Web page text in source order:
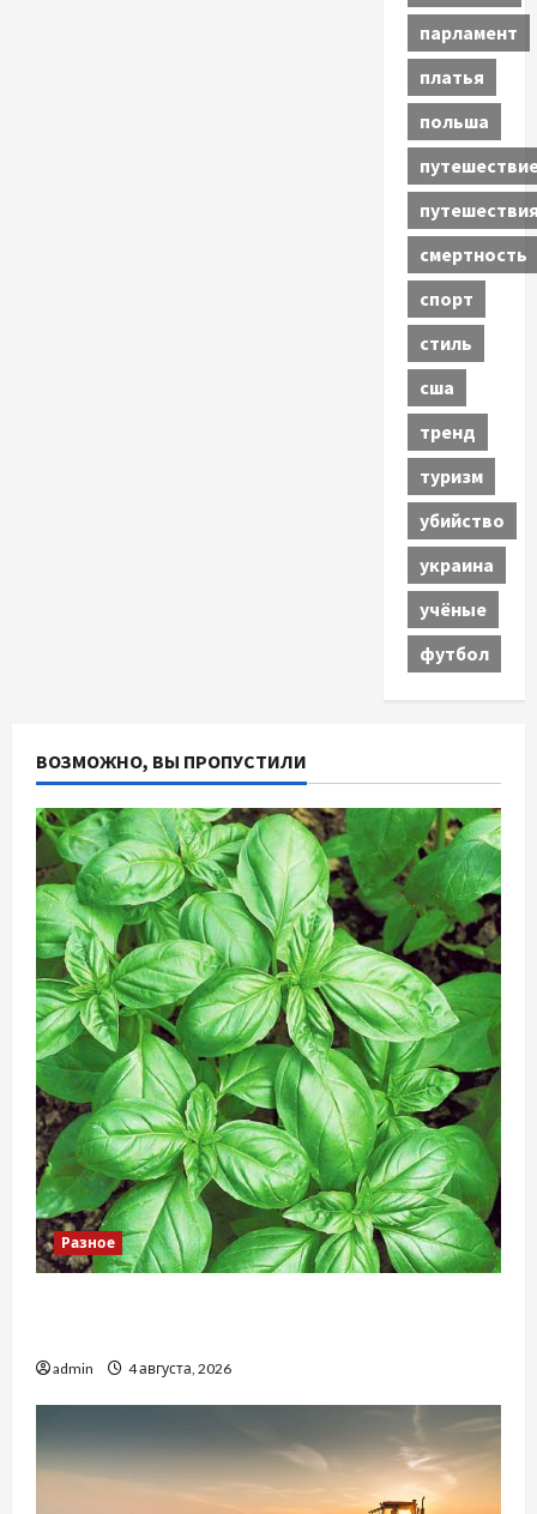
парламент
платья
польша
смертность
спорт
стиль
сша
тренд
туризм
убийство
украина
учёные
футбол
ВОЗМОЖНО, ВЫ ПРОПУСТИЛИ
Разное
admin 4 августа, 2026